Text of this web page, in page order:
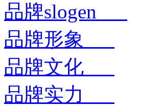
品牌slogen
品牌形象
品牌文化
品牌实力